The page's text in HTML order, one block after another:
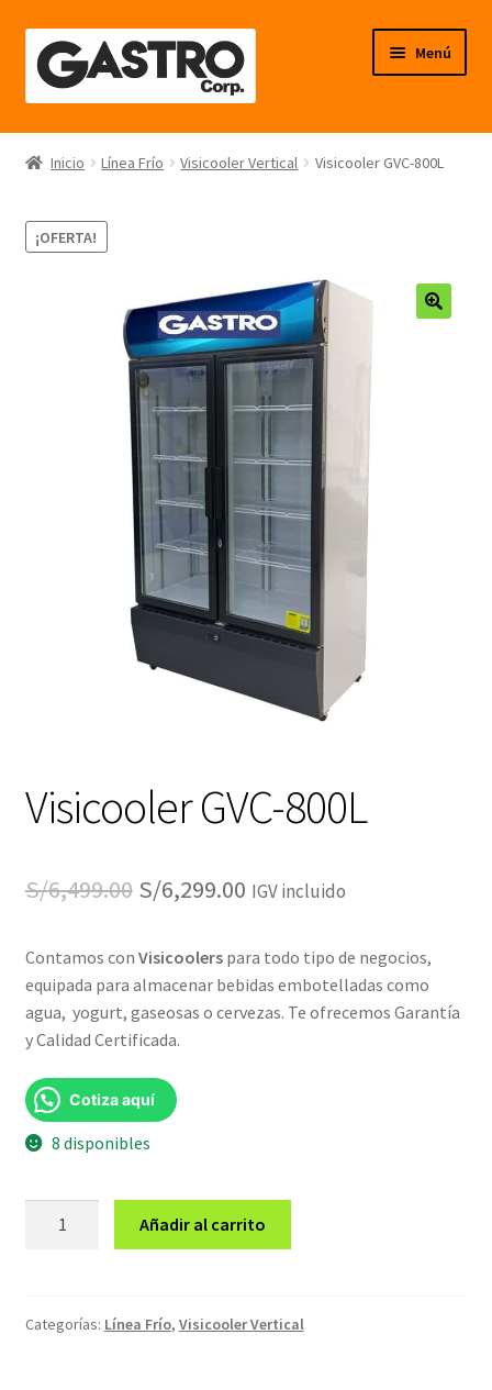
al
contenido
Menú
Línea Frío
Línea Neutro
Línea Balanzas
Línea Carpintería Metálica
Línea Fibra de Vidrio
Inicio Línea Frío Visicooler Vertical Visicooler GVC-800L
¡OFERTA!
Visicooler GVC-800L
S/6,499.00 El
original
era:
S/6,499.00.
S/6,299.00El
actual
es:
IGV incluido
Contamos con Visicoolerspara todo tipo de negocios,
equipada para almacenar bebidas embotelladas como
agua, yogurt, gaseosas o cervezas. Te ofrecemos Garantía
y Calidad Certificada.
Cotiza aquí
8 disponibles
Añadir al carrito
Categorías: Línea Frío, Visicooler Vertical